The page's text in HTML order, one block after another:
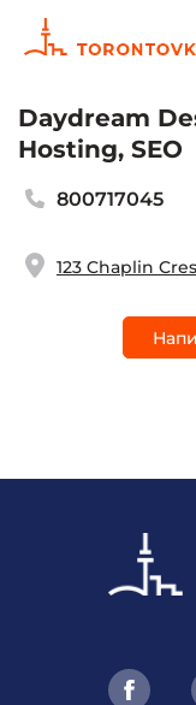
Daydream
Hosting, SEO
800717045
123 Chaplin